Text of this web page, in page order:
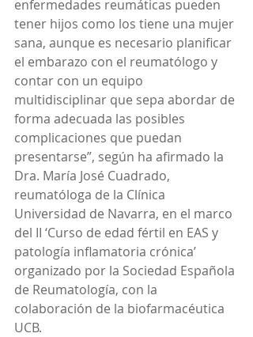
enfermedades reumáticas pueden
tener hijos como los tiene una mujer
sana, aunque es necesario planificar
el embarazo con el reumatólogo y
contar con un equipo
multidisciplinar que sepa abordar de
forma adecuada las posibles
complicaciones que puedan
presentarse”, según ha afirmado la
Dra. María José Cuadrado,
reumatóloga de la Clínica
Universidad de Navarra, en el marco
del II ‘Curso de edad fértil en EAS y
patología inflamatoria crónica’
organizado por la Sociedad Española
de Reumatología, con la
colaboración de la biofarmacéutica
UCB.